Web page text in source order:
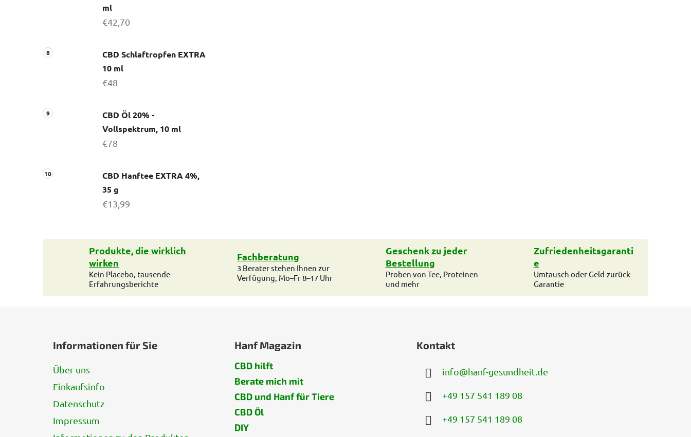
ml
€42,70
CBD Schlaftropfen EXTRA
10 ml
€48
CBD Öl 20% -
Vollspektrum, 10 ml
€78
CBD Hanftee EXTRA 4%,
35 g
€13,99
Produkte, die wirklich
wirken
Kein Placebo, tausende
Erfahrungsberichte
Fachberatung
3 Berater stehen Ihnen zur
Verfügung, Mo–Fr 8–17 Uhr
Geschenk zu jeder
Bestellung
Proben von Tee, Proteinen
und mehr
Zufriedenheitsgaranti
e
Umtausch oder Geld-zurück-
Garantie
Informationen für Sie
Über uns
Einkaufsinfo
Datenschutz
Impressum
Hanf Magazin
CBD hilft
Berate mich mit
CBD und Hanf für Tiere
CBD Öl
DIY
Kontakt
info@hanf-gesundheit.de
+49 157 541 189 08
+49 157 541 189 08